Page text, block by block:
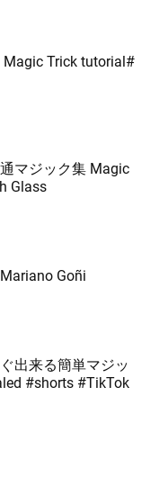
Magic Trick tutorial#
マジック集 Magic
Glass
Goñi
出来る簡単マジッ
#shorts #TikTok